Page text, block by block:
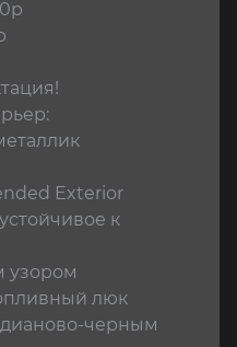
Exterior
к
узором
люк
черным